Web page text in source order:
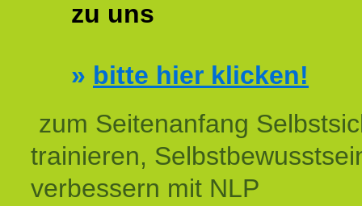
zu uns
» bitte hier klicken!
zum Seitenanfang
trainieren,
verbessern mit NLP